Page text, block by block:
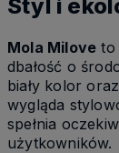
Styl i
Mola Milove to
dbałość o
biały kolor
wygląda
spełnia
użytkowników.